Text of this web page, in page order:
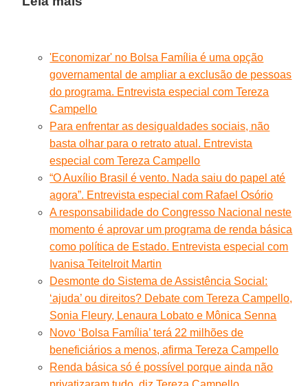
'Economizar' no Bolsa Família é uma opção
governamental de ampliar a exclusão de pessoas
do programa. Entrevista especial com Tereza
Campello
Para enfrentar as desigualdades sociais, não
basta olhar para o retrato atual. Entrevista
especial com Tereza Campello
“O Auxílio Brasil é vento. Nada saiu do papel até
agora”. Entrevista especial com Rafael Osório
A responsabilidade do Congresso Nacional neste
momento é aprovar um programa de renda básica
como política de Estado. Entrevista especial com
Ivanisa Teitelroit Martin
Desmonte do Sistema de Assistência Social:
‘ajuda’ ou direitos? Debate com Tereza Campello,
Sonia Fleury, Lenaura Lobato e Mônica Senna
Novo ‘Bolsa Família’ terá 22 milhões de
beneficiários a menos, afirma Tereza Campello
Renda básica só é possível porque ainda não